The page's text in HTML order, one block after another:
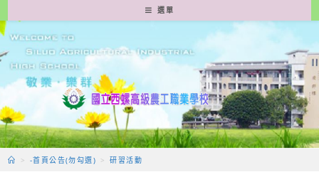
轉
至
要
容
選單
> -首頁公告(勿勾選) > 研習活動